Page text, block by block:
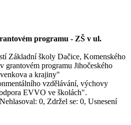
programu - ZŠ v ul.
Základní školy Dačice, Komenského
grantovém programu Jihočeského
a krajiny"
vzdělávání, výchovy
EVVO ve školách".
0, Zdržel se: 0, Usnesení